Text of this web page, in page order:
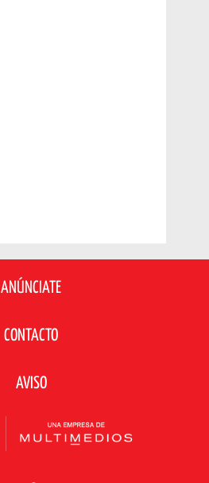
ANÚNCIATE
CONTACTO
AVISO